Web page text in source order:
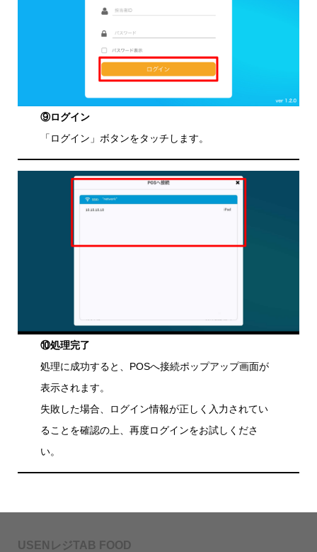
⑨ログイン
「ログイン」ボタンをタッチします。
⑩処理完了
処理に成功すると、POSへ接続ポップアップ画面が
表示されます。
失敗した場合、ログイン情報が正しく入力されてい
ることを確認の上、再度ログインをお試しくださ
い。
USENレジTAB FOOD